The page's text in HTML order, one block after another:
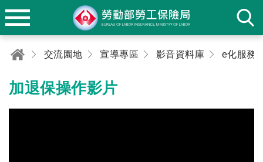
交流園地 宣導專區 影音資料庫 e化服務
加退保操作影片